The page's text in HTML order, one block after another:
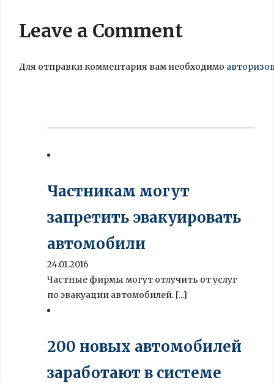
Leave a Comment
Для отправки комментария вам необходимо
Частникам могут
запретить эвакуировать
автомобили
24.01.2016
Частные фирмы могут отлучить от услуг
по эвакуации автомобилей. [...]
200 новых автомобилей
заработают в системе